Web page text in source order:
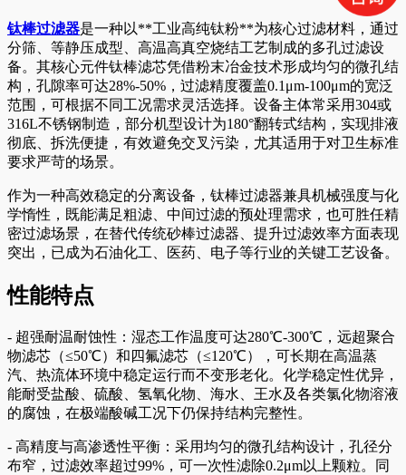
钛棒过滤器是一种以**工业高纯钛粉**为核心过滤材料，通过
分筛、等静压成型、高温高真空烧结工艺制成的多孔过滤设
备。其核心元件钛棒滤芯凭借粉末冶金技术形成均匀的微孔结
构，孔隙率可达28%-50%，过滤精度覆盖0.1μm-100μm的宽泛
范围，可根据不同工况需求灵活选择。设备主体常采用304或
316L不锈钢制造，部分机型设计为180°翻转式结构，实现排液
彻底、拆洗便捷，有效避免交叉污染，尤其适用于对卫生标准
要求严苛的场景。
作为一种高效稳定的分离设备，钛棒过滤器兼具机械强度与化
学惰性，既能满足粗滤、中间过滤的预处理需求，也可胜任精
密过滤场景，在替代传统砂棒过滤器、提升过滤效率方面表现
突出，已成为石油化工、医药、电子等行业的关键工艺设备。
性能特点
- 超强耐温耐蚀性：湿态工作温度可达280℃-300℃，远超聚合
物滤芯（≤50℃）和四氟滤芯（≤120℃），可长期在高温蒸
汽、热流体环境中稳定运行而不变形老化。化学稳定性优异，
能耐受盐酸、硫酸、氢氧化物、海水、王水及各类氯化物溶液
的腐蚀，在极端酸碱工况下仍保持结构完整性。
- 高精度与高渗透性平衡：采用均匀的微孔结构设计，孔径分
布窄，过滤效率超过99%，可一次性滤除0.2μm以上颗粒。同